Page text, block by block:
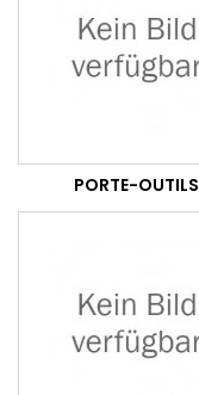
PORTE-OUTILS